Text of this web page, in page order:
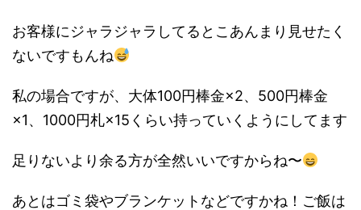
お客様にジャラジャラしてるとこあんまり見せたく
ないですもんね
私の場合ですが、大体100円棒金×2、500円棒金
×1、1000円札×15くらい持っていくようにしてます
足りないより余る方が全然いいですからね〜
あとはゴミ袋やブランケットなどですかね！ご飯は